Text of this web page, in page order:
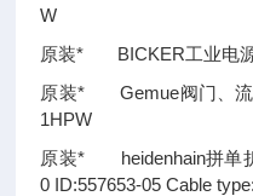
W
原装* BICKER工业电源
原装* Gemue阀门、流
1HPW
原装* heidenhain拼单折
0 ID:557653-05 Cable